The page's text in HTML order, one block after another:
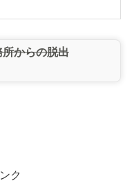
からの脱出
ク